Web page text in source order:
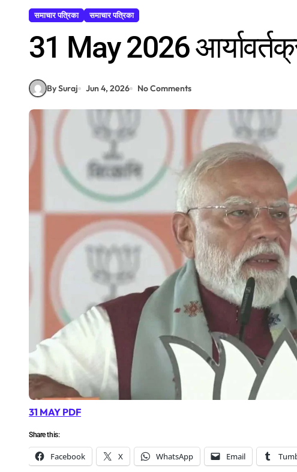
समाचार पत्रिका समाचार पत्रिका
31 May 2026
By Suraj Jun 4, 2026 No Comments
31 MAY PDF
Share this:
Facebook X WhatsApp Email